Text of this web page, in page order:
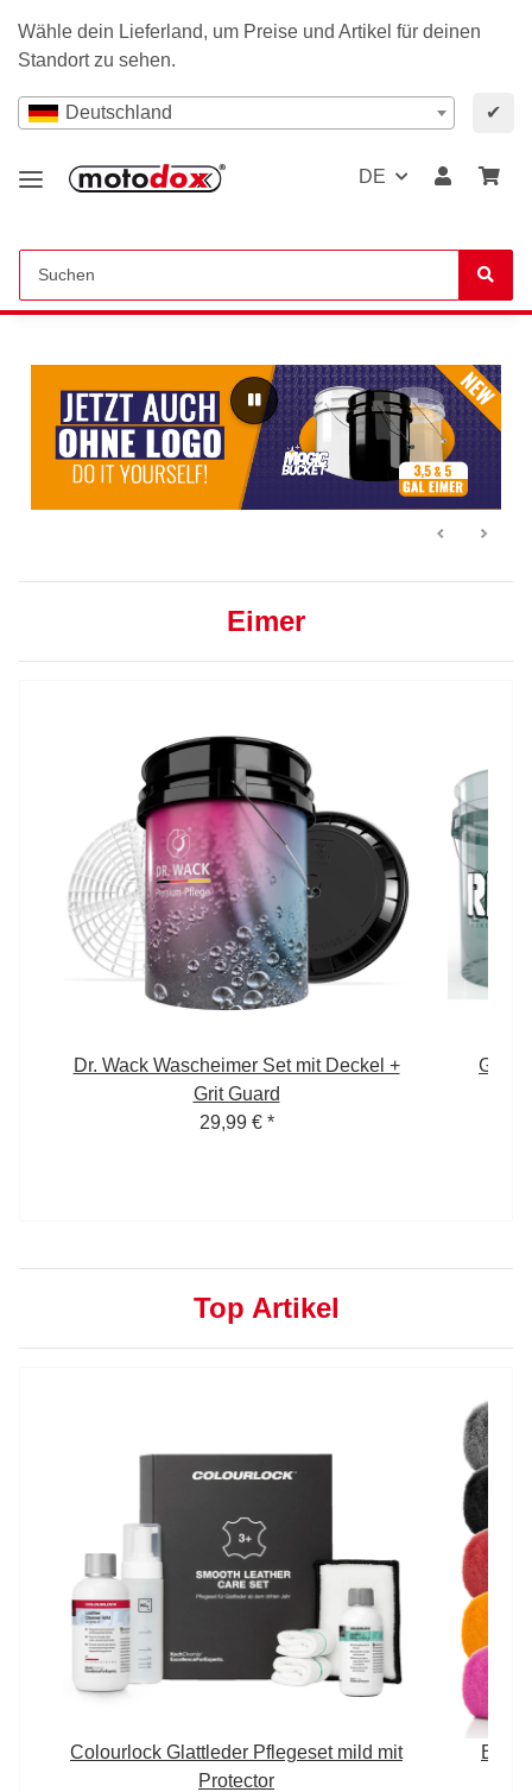
Wähle dein Lieferland, um Preise und Artikel für deinen
Standort zu sehen.
Deutschland ✔
DE
Eimer
Dr. Wack Wascheimer Set mit Deckel +
Grit Guard
29,99 € *
Top Artikel
Colourlock Glattleder Pflegeset mild mit
Protector